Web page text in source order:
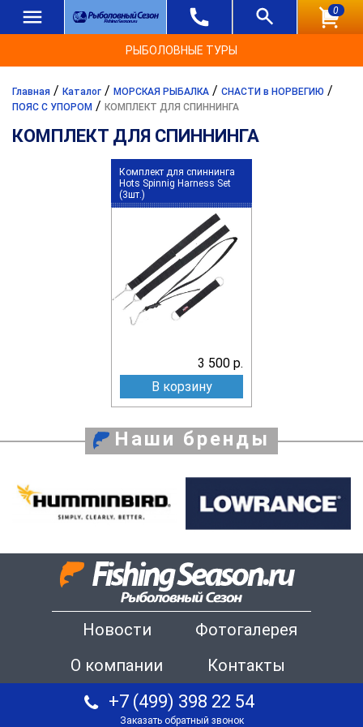
0
РЫБОЛОВНЫЕ ТУРЫ
Главная / Каталог / МОРСКАЯ РЫБАЛКА / СНАСТИ в НОРВЕГИЮ /
ПОЯС С УПОРОМ / КОМПЛЕКТ ДЛЯ СПИННИНГА
КОМПЛЕКТ ДЛЯ СПИННИНГА
Комплект для спиннинга
Hots Spinnig Harness Set
(3шт.)
3 500 р.
В корзину
Наши бренды
Новости
Фотогалерея
О компании
Контакты
+7 (499) 398 22 54
Заказать обратный звонок